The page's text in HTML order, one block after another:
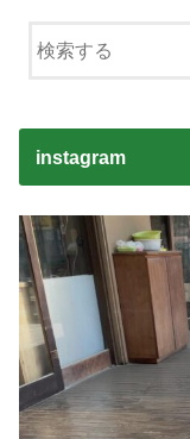
instagram